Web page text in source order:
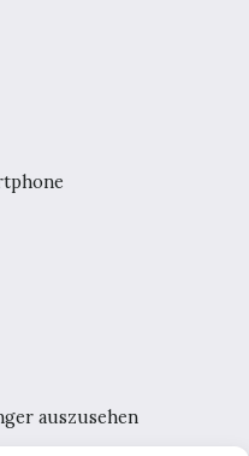
auszusehen